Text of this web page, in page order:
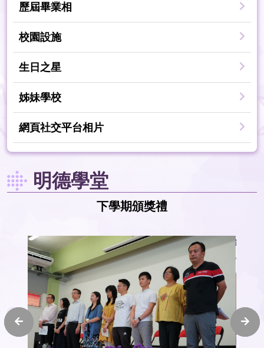
歷屆畢業相
校園設施
生日之星
姊妹學校
網頁社交平台相片
明德學堂
下學期頒獎禮